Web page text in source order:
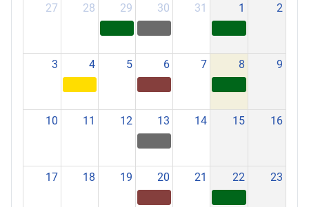
27
28 29 30 31 1 2
3 4 5 6 7 8 9
10 11 12 13 14 15 16
17 18 19 20 21 22 23